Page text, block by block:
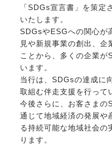
「SDGs宣言書」を策定
いたします。
SDGsやESGへの関心が
見や新規事業の創出、企
ことから、多くの企業が
います。
当行は、SDGsの達成に
取組む伴走支援を行って
今後さらに、お客さまの
通じて地域経済の発展や
る持続可能な地域社会の
ります。